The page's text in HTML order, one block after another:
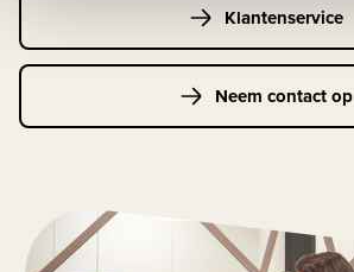
Klantenservice
Neem contact op